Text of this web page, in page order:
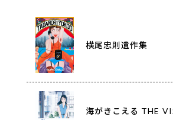
横尾忠則遺作集
海がきこえる THE